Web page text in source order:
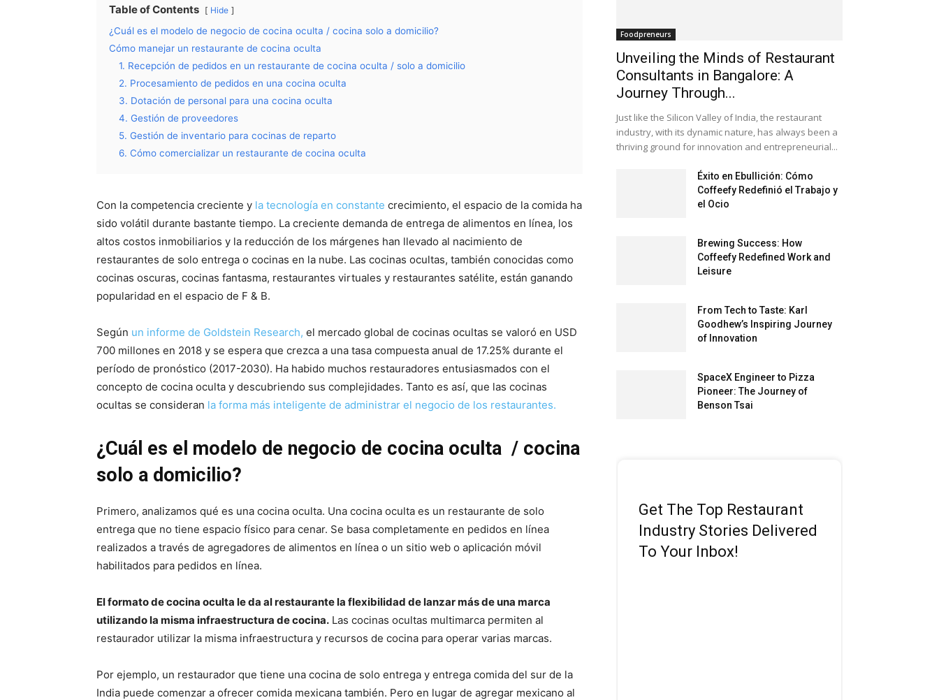
Table of Contents Hide
¿Cuál es el modelo de negocio de cocina oculta / cocina solo a domicilio?
Cómo manejar un restaurante de cocina oculta
1. Recepción de pedidos en un restaurante de cocina oculta / solo a domicilio
2. Procesamiento de pedidos en una cocina oculta
3. Dotación de personal para una cocina oculta
4. Gestión de proveedores
5. Gestión de inventario para cocinas de reparto
6. Cómo comercializar un restaurante de cocina oculta
Con la competencia creciente y la tecnología en constante crecimiento, el espacio de la comida ha
sido volátil durante bastante tiempo. La creciente demanda de entrega de alimentos en línea, los
altos costos inmobiliarios y la reducción de los márgenes han llevado al nacimiento de
restaurantes de solo entrega o cocinas en la nube. Las cocinas ocultas, también conocidas como
cocinas oscuras, cocinas fantasma, restaurantes virtuales y restaurantes satélite, están ganando
popularidad en el espacio de F & B.
Según un informe de Goldstein Research, el mercado global de cocinas ocultas se valoró en USD
700 millones en 2018 y se espera que crezca a una tasa compuesta anual de 17.25% durante el
período de pronóstico (2017-2030). Ha habido muchos restauradores entusiasmados con el
concepto de cocina oculta y descubriendo sus complejidades. Tanto es así, que las cocinas
ocultas se consideran la forma más inteligente de administrar el negocio de los restaurantes.
¿Cuál es el modelo de negocio de cocina oculta / cocina
solo a domicilio?
Primero, analizamos qué es una cocina oculta. Una cocina oculta es un restaurante de solo
entrega que no tiene espacio físico para cenar. Se basa completamente en pedidos en línea
realizados a través de agregadores de alimentos en línea o un sitio web o aplicación móvil
habilitados para pedidos en línea.
El formato de cocina oculta le da al restaurante la flexibilidad de lanzar más de una marca
utilizando la misma infraestructura de cocina. Las cocinas ocultas multimarca permiten al
restaurador utilizar la misma infraestructura y recursos de cocina para operar varias marcas.
Por ejemplo, un restaurador que tiene una cocina de solo entrega y entrega comida del sur de la
India puede comenzar a ofrecer comida mexicana también. Pero en lugar de agregar mexicano al
Foodpreneurs
Unveiling the Minds of Restaurant
Consultants in Bangalore: A
Journey Through...
Just like the Silicon Valley of India, the restaurant
industry, with its dynamic nature, has always been a
thriving ground for innovation and entrepreneurial...
Éxito en Ebullición: Cómo
Coffeefy Redefinió el Trabajo y
el Ocio
Brewing Success: How
Coffeefy Redefined Work and
Leisure
From Tech to Taste: Karl
Goodhew’s Inspiring Journey
of Innovation
SpaceX Engineer to Pizza
Pioneer: The Journey of
Benson Tsai
Get The Top Restaurant
Industry Stories Delivered
To Your Inbox!